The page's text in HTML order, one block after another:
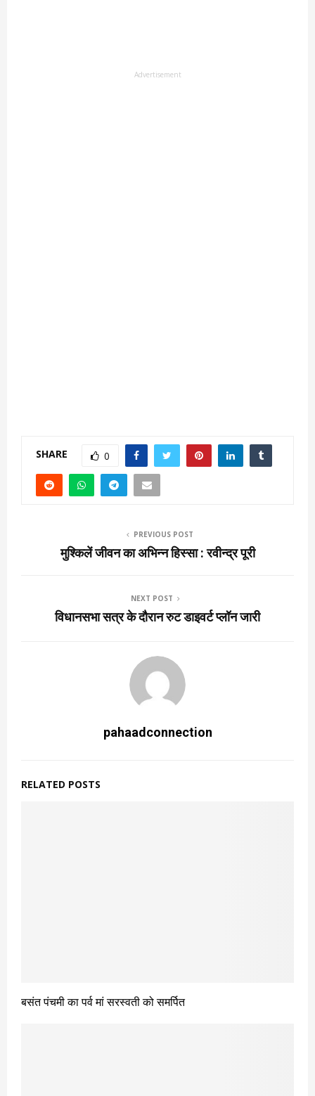
Advertisement
SHARE 0
PREVIOUS POST
मुश्किलें जीवन का अभिन्न हिस्सा : रवीन्द्र पूरी
NEXT POST
विधानसभा सत्र के दौरान रुट डाइवर्ट प्लॉन जारी
pahaadconnection
RELATED POSTS
बसंत पंचमी का पर्व मां सरस्वती को समर्पित